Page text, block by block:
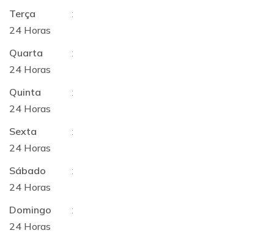
Terça
:
24 Horas
Quarta
:
24 Horas
Quinta
:
24 Horas
Sexta
:
24 Horas
Sábado
:
24 Horas
Domingo
:
24 Horas